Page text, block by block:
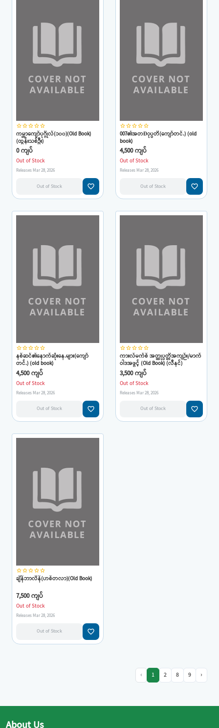
star_borderstar_borderstar_borderstar_borderstar_border
ကမ္ဘာကျော်ပုဂ္ဂိုလ်(၁၀၀)(Old Book)
(ထွန်းသစ်ဦး)
0 ကျပ်
Out of Stock
Releases Mar 28, 2026
Out of Stock favorite_border
star_borderstar_borderstar_borderstar_borderstar_border
007၏အတÐုပ္ပတိ(ကျော်တင်.) (old
book)
4,500 ကျပ်
Out of Stock
Releases Mar 28, 2026
Out of Stock favorite_border
star_borderstar_borderstar_borderstar_borderstar_border
နစ်ဆင်၏နောက်ဆုံးနေ.များ(ကျော်
တင်.) (old book)
4,500 ကျပ်
Out of Stock
Releases Mar 28, 2026
Out of Stock favorite_border
star_borderstar_borderstar_borderstar_borderstar_border
ကားလ်မက်စ် အတ္ထုပ္ပတ္တိအကျဉ်း/မာက်
ဝါဒအဖွင့် (Old Book) (လီနင်)
3,500 ကျပ်
Out of Stock
Releases Mar 28, 2026
Out of Stock favorite_border
star_borderstar_borderstar_borderstar_borderstar_border
ချိန်ဘာလိန်(ဟစ်တလာ)(Old Book)
7,500 ကျပ်
Out of Stock
Releases Mar 28, 2026
Out of Stock favorite_border
‹ 1 2 8 9 ›